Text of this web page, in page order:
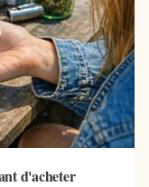
d'acheter